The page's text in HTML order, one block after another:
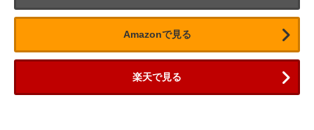
Amazonで見る
楽天で見る